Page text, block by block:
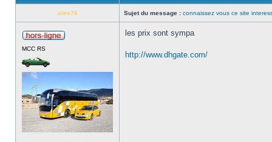
alex76 Sujet du message : connaissez vous ce site
MCC RS
les prix sont sympa
http://www.dhgate.com/